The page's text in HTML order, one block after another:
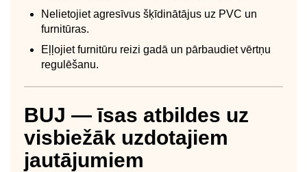
Nelietojiet agresīvus šķīdinātājus uz PVC un
furnitūras.
Eļļojiet furnitūru reizi gadā un pārbaudiet vērtņu
regulēšanu.
BUJ — īsas atbildes uz
visbiežāk uzdotajiem
jautājumiem